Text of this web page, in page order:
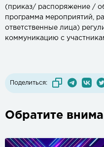
(приказ/ распоряжение /
программа мероприятий,
ответственные лица)
коммуникацию с
Поделиться:
Обратите